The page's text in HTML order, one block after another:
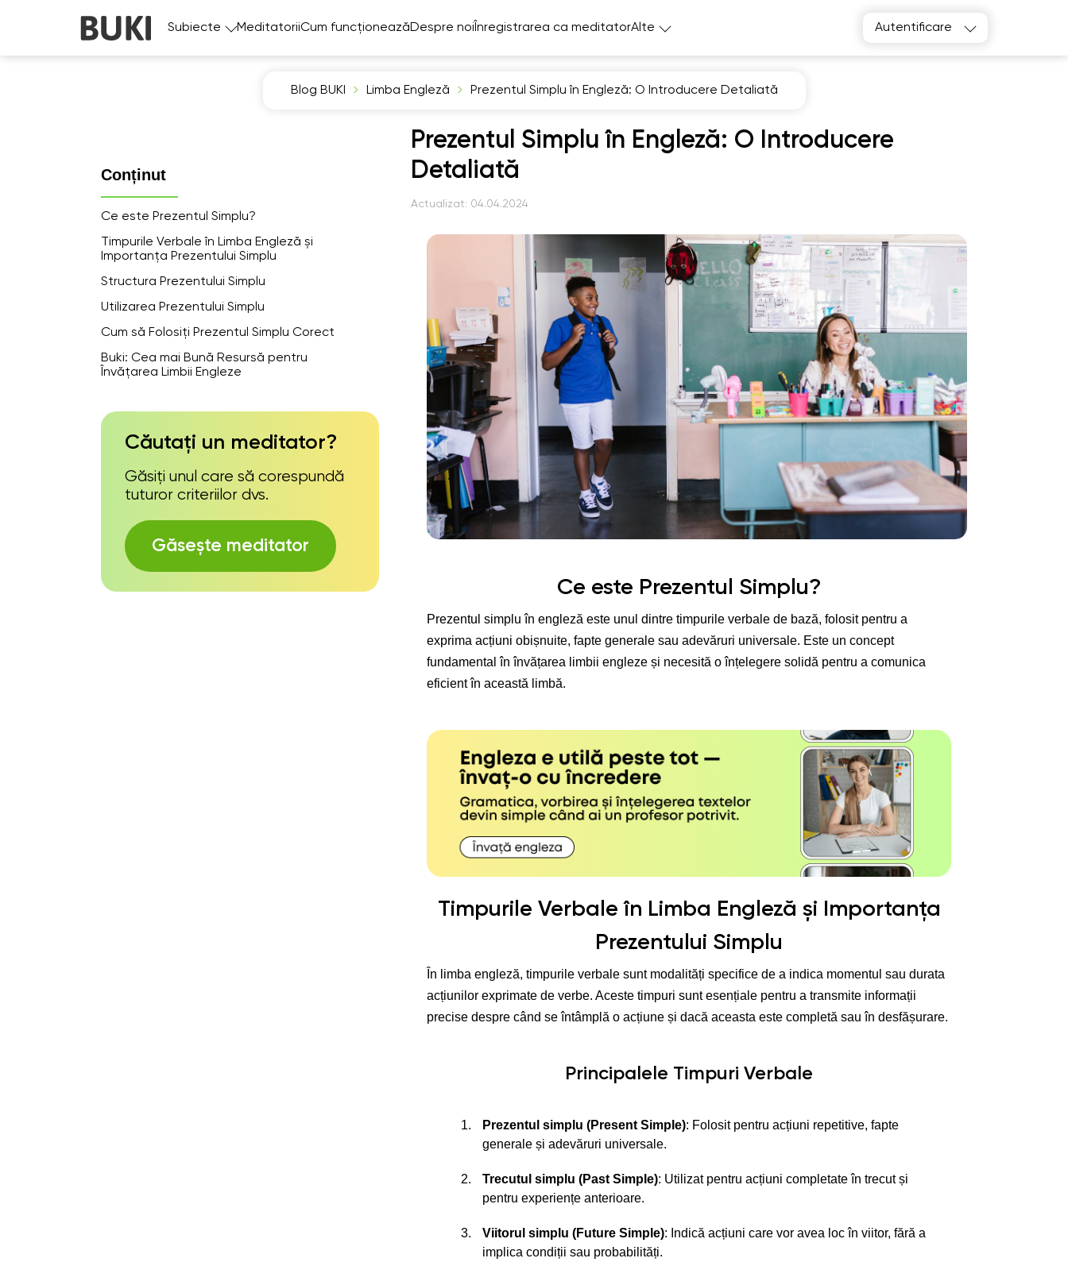
Subiecte MeditatoriiCum funcționeazăDespre noi Înregistrarea ca meditatorAlte Autentificare
Blog BUKI Limba Engleză Prezentul Simplu în Engleză: O Introducere Detaliată
Conținut
Ce este Prezentul Simplu?
Timpurile Verbale în Limba Engleză și
Importanța Prezentului Simplu
Structura Prezentului Simplu
Utilizarea Prezentului Simplu
Cum să Folosiți Prezentul Simplu Corect
Buki: Cea mai Bună Resursă pentru
Învățarea Limbii Engleze
Căutați un meditator?
Găsiți unul care să corespundă
tuturor criteriilor dvs.
Găsește meditator
Prezentul Simplu în Engleză: O Introducere
Detaliată
Actualizat: 04.04.2024
Ce este Prezentul Simplu?
Prezentul simplu în engleză este unul dintre timpurile verbale de bază, folosit pentru a
exprima acțiuni obișnuite, fapte generale sau adevăruri universale. Este un concept
fundamental în învățarea limbii engleze și necesită o înțelegere solidă pentru a comunica
eficient în această limbă.
Timpurile Verbale în Limba Engleză și Importanța
Prezentului Simplu
În limba engleză, timpurile verbale sunt modalități specifice de a indica momentul sau durata
acțiunilor exprimate de verbe. Aceste timpuri sunt esențiale pentru a transmite informații
precise despre când se întâmplă o acțiune și dacă aceasta este completă sau în desfășurare.
Principalele Timpuri Verbale
Prezentul simplu (Present Simple): Folosit pentru acțiuni repetitive, fapte
generale și adevăruri universale.
Trecutul simplu (Past Simple): Utilizat pentru acțiuni completate în trecut și
pentru experiențe anterioare.
Viitorul simplu (Future Simple): Indică acțiuni care vor avea loc în viitor, fără a
implica condiții sau probabilități.